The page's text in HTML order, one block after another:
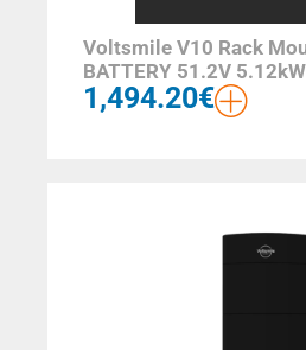
Voltsmile V10 Rack
BATTERY 51.2V
1,494.20€